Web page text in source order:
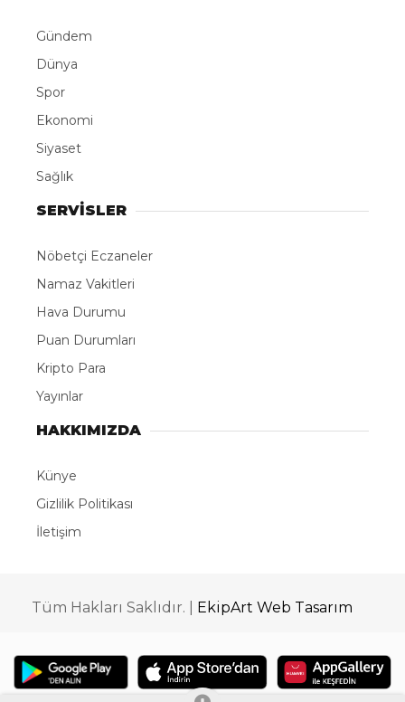
Gündem
Dünya
Spor
Ekonomi
Siyaset
Sağlık
SERVİSLER
Nöbetçi Eczaneler
Namaz Vakitleri
Hava Durumu
Puan Durumları
Kripto Para
Yayınlar
HAKKIMIZDA
Künye
Gizlilik Politikası
İletişim
Tüm Hakları Saklıdır. | EkipArt Web Tasarım